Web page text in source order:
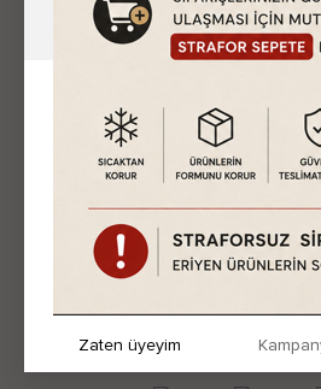
Adres
Mahmutbey Mah. Taşocağı Yolu
Telefon
E-Posta
Zaten üyeyim